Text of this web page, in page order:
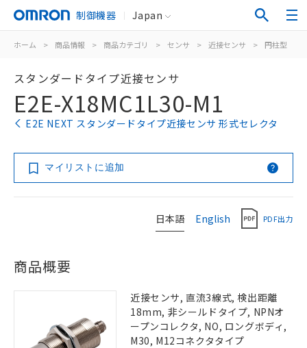
制御機器 Japan
ホーム > 商品情報 > 商品カテゴリ > センサ > 近接センサ > 円柱型
スタンダードタイプ近接センサ
E2E-X18MC1L30-M1
E2E NEXT スタンダードタイプ近接センサ 形式セレクタ
マイリストに追加
日本語 English PDF出力
商品概要
近接センサ, 直流3線式, 検出距離
18mm, 非シールドタイプ, NPNオ
ープンコレクタ, NO, ロングボディ,
M30, M12コネクタタイプ